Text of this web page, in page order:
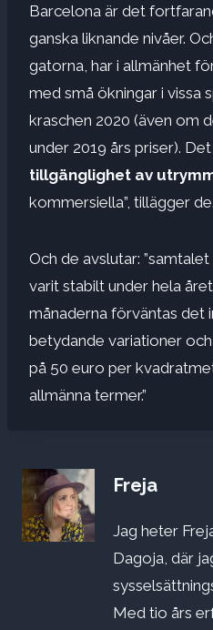
Barcelona är det
ganska liknande nivåer.
gatorna, har i allmänhet
med små ökningar i vissa
kraschen 2020 (även om
under 2019 års priser).
tillgänglighet av
kommersiella”, tillägger de.
Och de avslutar: ”samtalet
varit stabilt under hela
månaderna förväntas det
betydande variationer
på 50 euro per
allmänna termer.”
Freja
Jag heter
Dagoja, där
Med tio års